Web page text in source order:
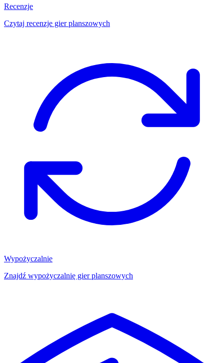
Recenzje
Czytaj recenzje gier planszowych
Wypożyczalnie
Znajdź wypożyczalnię gier planszowych